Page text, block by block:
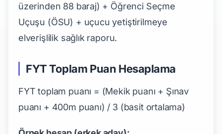
üzerinden 88 baraj) + Öğrenci Seçme
Uçuşu (ÖSU) + uçucu yetiştirilmeye
elverişlilik sağlık raporu.
FYT Toplam Puan Hesaplama
FYT toplam puanı = (Mekik puanı + Şınav
puanı + 400m puanı) / 3 (basit ortalama)